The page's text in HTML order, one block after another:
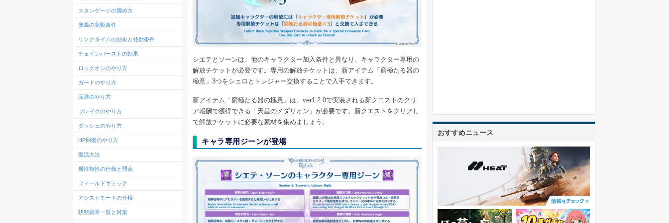
シエテとソーンは、他のキャラクター加入条件と異なり、キャラクター専用の
解放チケットが必要です。専用の解放チケットは、新アイテム「窮極たる器の
極意」3つをシェロとトレジャー交換することで入手できます。
新アイテム「窮極たる器の極意」は、ver1.2.0で実装される新クエストのクリ
ア報酬で獲得できる「天星のメダリオン」が必要です。新クエストをクリアし
て解放チケットに必要な素材を集めましょう。
キャラ専用ジーンが登場
スタンゲージの溜め方
奥義の発動条件
リンクタイムの効果と発動条件
チェインバーストの効果
ロックオンのやり方
ガードのやり方
回避のやり方
ブレイクのやり方
ダッシュのやり方
HP回復のやり方
復活方法
属性相性の仕様と弱点
フィールドギミック
アシストモードの仕様
状態異常一覧と対策
おすすめニュース